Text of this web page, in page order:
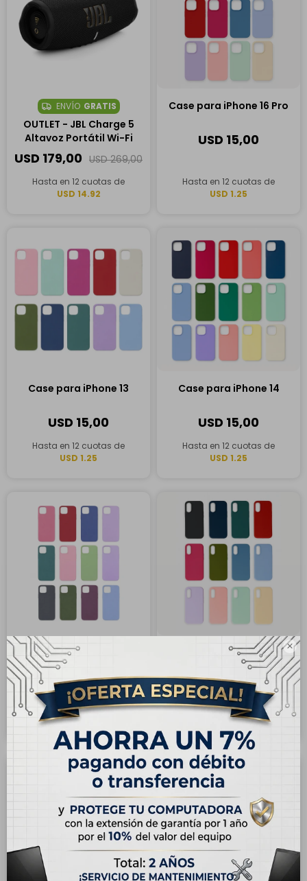

ENVÍO GRATIS
OUTLET - JBL Charge 5
Altavoz Portátil Wi-Fi
USD 179,00 USD 269,00
Hasta en 12 cuotas de
USD 14.92
Case para iPhone 16 Pro
USD 15,00
Hasta en 12 cuotas de
USD 1.25
Case para iPhone 13
USD 15,00
Hasta en 12 cuotas de
USD 1.25
Case para iPhone 14
USD 15,00
Hasta en 12 cuotas de
USD 1.25
Case para iPhone 15
USD15,00
Hasta en 12 cuotas de
USD 1.25
Case para iPhone 16
USD15,00
Hasta en 12 cuotas de
USD 1.25